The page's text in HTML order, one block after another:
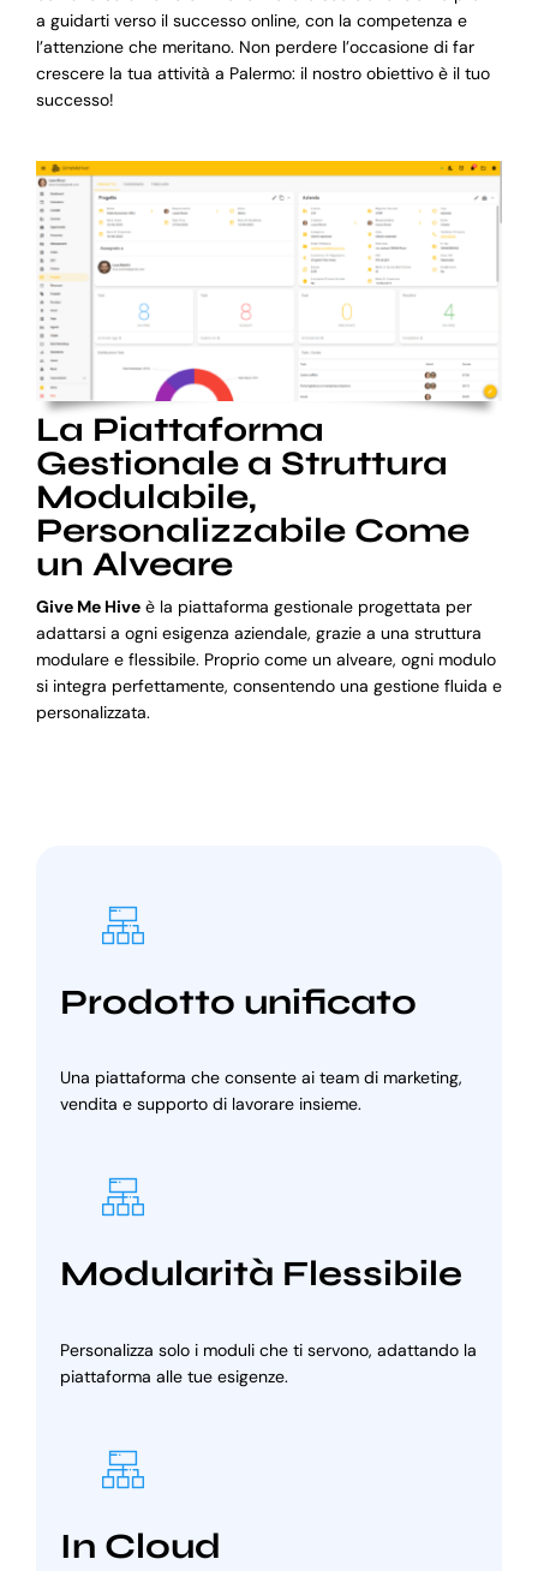
a guidarti verso il successo online, con la competenza e
l’attenzione che meritano. Non perdere l’occasione di far
crescere la tua attività a Palermo: il nostro obiettivo è il tuo
successo!
La Piattaforma
Gestionale a Struttura
Modulabile,
Personalizzabile Come
un Alveare
Give Me Hiveè la piattaforma gestionale progettata per
adattarsi a ogni esigenza aziendale, grazie a una struttura
modulare e flessibile. Proprio come un alveare, ogni modulo
si integra perfettamente, consentendo una gestione fluida e
personalizzata.
Prodotto unificato
Una piattaforma che consente ai team di marketing,
vendita e supporto di lavorare insieme.
Modularità Flessibile
Personalizza solo i moduli che ti servono, adattando la
piattaforma alle tue esigenze.
In Cloud